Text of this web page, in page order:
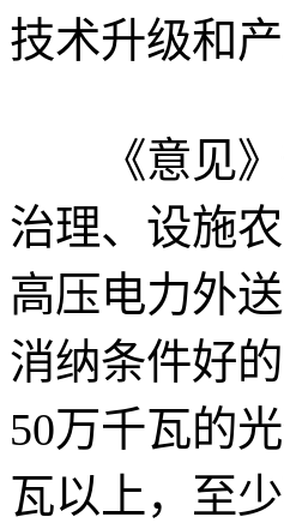
技术升级和产
《意见》
治理、设施
高压电力外
消纳条件好
50万千瓦的
瓦以上，至